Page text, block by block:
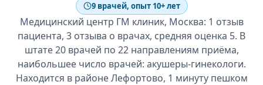
9 врачей, опыт 10+ лет
Медицинский центр ГМ клиник, Москва: 1 отзыв
пациента, 3 отзыва о врачах, средняя оценка 5. В
штате 20 врачей по 22 направлениям приёма,
наибольшее число врачей: акушеры-гинекологи.
Находится в районе Лефортово, 1 минуту пешком